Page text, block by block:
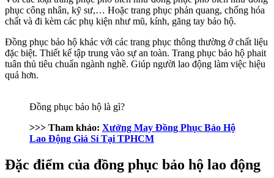
phục công nhân, kỹ sư,… Hoặc trang phục phản quang, chống hóa
chất và đi kèm các phụ kiện như mũ, kính, găng tay bảo hộ.
Đồng phục bảo hộ khác với các trang phục thông thường ở chất liệu
đặc biệt. Thiết kế tập trung vào sự an toàn. Trang phục bảo hộ phait
tuân thủ tiêu chuẩn ngành nghề. Giúp người lao động làm việc hiệu
quả hơn.
Đồng phục bảo hộ là gì?
>>> Tham khảo: Xưởng May Đồng Phục Bảo Hộ
Lao Động Giá Sỉ Tại TPHCM
Đặc điểm của đồng phục bảo hộ lao động